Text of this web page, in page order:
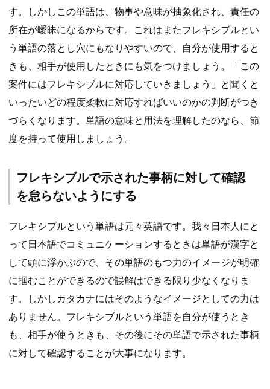
す。しかしこの単語は、物事や意味が抽象化され、責任の
所在が曖昧になるからです。これはまたフレキシブルとい
う単語の落とし穴にもなりやすいので、自分が使用すると
きも、相手が使用したときにも気をつけましょう。「この
案件にはフレキシブルに対応していきましょう」と聞くと
いったいどの程度柔軟に対応すればいいのかの判断がつき
づらくなります。単語の意味と用法を理解したのなら、節
度を持って使用しましょう。
フレキシブルで示された事柄に対して確認
を怠らないようにする
フレキシブルという単語は元々英語です。我々日本人にと
って日本語でコミュニケーションするときは単語が漢字と
して頭に浮かぶので、その単語のもつ力のイメージが明確
に掴むことができるので誤解はできる限り少なくなりま
す。しかしカタカナにはそのようなイメージとしての力は
ありません。フレキシブルという単語を自分が使うとき
も、相手が使うときも、その後にその単語で示された事柄
に対して確認することが大事になります。